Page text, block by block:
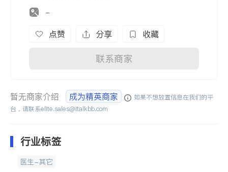
-
点赞 分享 收藏
联系商家
暂无商家介绍 成为精英商家
如果不想放置信息在我们的平
台，请联系elite.sales@italkbb.com
行业标签
医生-其它